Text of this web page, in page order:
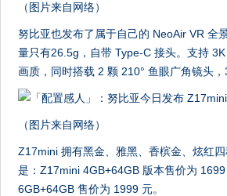
（图片来自网络）
努比亚也发布了属于自己的 NeoAir VR 全
量只有26.5g，自带 Type-C 接头。支持
画质，同时搭载 2 颗 210° 鱼眼广角镜头，
（图片来自网络）
Z17mini 拥有黑金、雅黑、香槟金、炫红
是：Z17mini 4GB+64GB 版本售价为
6GB+64GB 售价为 1999 元。